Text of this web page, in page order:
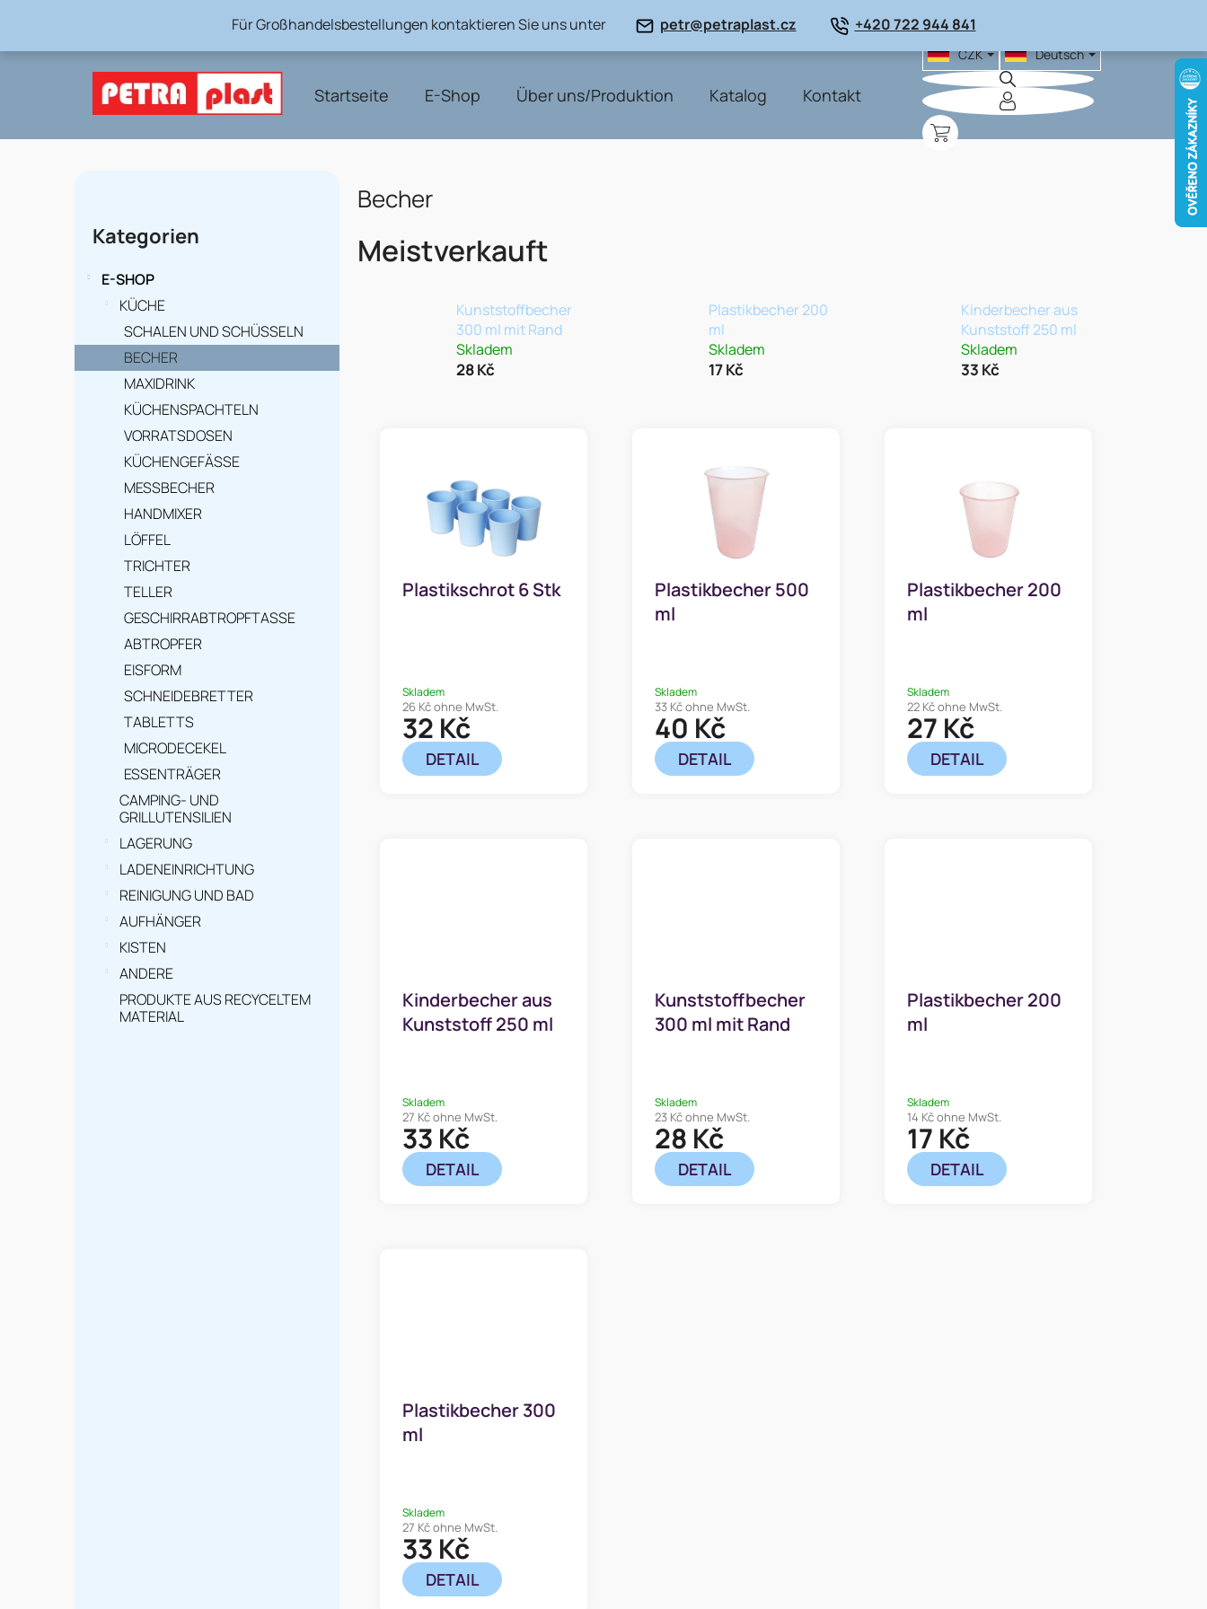
springen
Für Großhandelsbestellungen kontaktieren Sie uns unter petr@petraplast.cz +420 722 944 841
Startseite E-Shop Über uns/Produktion Katalog Kontakt
CZK Deutsch
WARENKORB
n
l
überspringen
Kategorien
E-SHOP
KÜCHE
SCHALEN UND SCHÜSSELN
BECHER
MAXIDRINK
KÜCHENSPACHTELN
VORRATSDOSEN
KÜCHENGEFÄSSE
MESSBECHER
HANDMIXER
LÖFFEL
TRICHTER
TELLER
GESCHIRRABTROPFTASSE
ABTROPFER
EISFORM
SCHNEIDEBRETTER
TABLETTS
MICRODECEKEL
ESSENTRÄGER
CAMPING- UND
GRILLUTENSILIEN
LAGERUNG
LADENEINRICHTUNG
REINIGUNG UND BAD
AUFHÄNGER
KISTEN
ANDERE
PRODUKTE AUS RECYCELTEM
MATERIAL
Becher
Meistverkauft
Kunststoffbecher
300 ml mit Rand
Skladem
28 Kč
Plastikbecher 200
ml
Skladem
17 Kč
Kinderbecher aus
Kunststoff 250 ml
Skladem
33 Kč
Plastikschrot 6 Stk
Skladem
26 Kč ohne MwSt.
32 Kč
DETAIL
Plastikbecher 500
ml
Skladem
33 Kč ohne MwSt.
40 Kč
DETAIL
Plastikbecher 200
ml
Skladem
22 Kč ohne MwSt.
27 Kč
DETAIL
Kinderbecher aus
Kunststoff 250 ml
Skladem
27 Kč ohne MwSt.
33 Kč
DETAIL
Kunststoffbecher
300 ml mit Rand
Skladem
23 Kč ohne MwSt.
28 Kč
DETAIL
Plastikbecher 200
ml
Skladem
14 Kč ohne MwSt.
17 Kč
DETAIL
Plastikbecher 300
ml
Skladem
27 Kč ohne MwSt.
33 Kč
DETAIL